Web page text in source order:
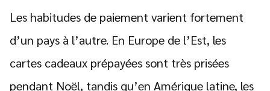
Les habitudes de paiement varient fortement
d’un pays à l’autre. En Europe de l’Est, les
cartes cadeaux prépayées sont très prisées
pendant Noël, tandis qu’en Amérique latine, les